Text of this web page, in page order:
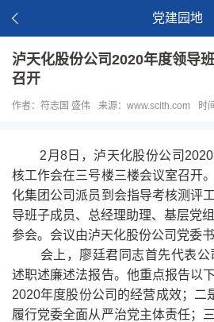
党建园地
泸天化股份公司2020年度领导
召开
作者：符志国 盛伟 来源：www.sclth.com 时
2月8日，泸天化股份公司
核工作会在三号楼三楼会议室召开
化集团公司派员到会指导考核测评
导班子成员、总经理助理、基层党
参会。会议由泸天化股份公司党委
会上，廖廷君同志首先代表公
述职述廉述法报告。他重点报告以
2020年度股份公司的经营成效；二
履行党委全面从严治党主体责任；